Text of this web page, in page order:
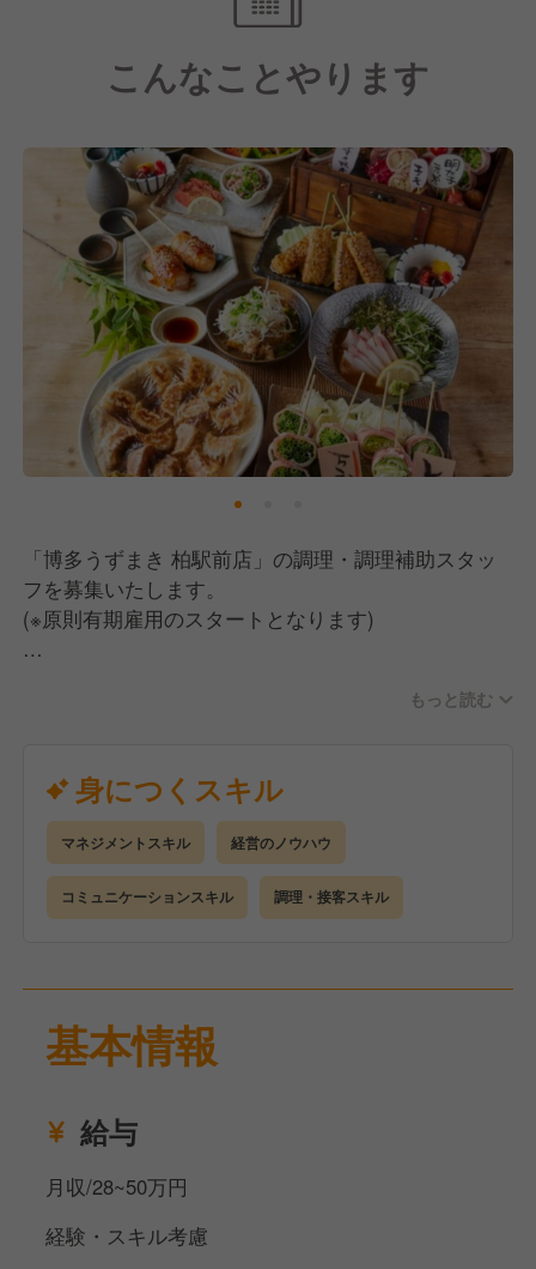
【成果に応じて給与アップ】
いモチベーションを保ちながらスキルアップができま
【当店ならではのメニュー展開】
うずまき名物の野菜巻き串は常に旬で新鮮な食材を使
用し、門外不出・唯一無二の味を届けています。
また、全国展開している当ブランドは、店舗ごとに地
域性を活かしたオリジナルメニューをご用意している
のが特徴です。
こんなことやります
「博多うずまき 柏駅前店」の調理・調理補助スタッ
フを募集いたします。
(※原則有期雇用のスタートとなります)
応、シフト管理などマネジメント業務をお任せしま
す。
お客様一人ひとりが安心してお過ごしいただけるよう
なお店作りをお願いします！
もっと読む
身につくスキル
マネジメントスキル 経営のノウハウ
コミュニケーションスキル 調理・接客スキル
基本情報
給与
月収/28~50万円
経験・スキル考慮